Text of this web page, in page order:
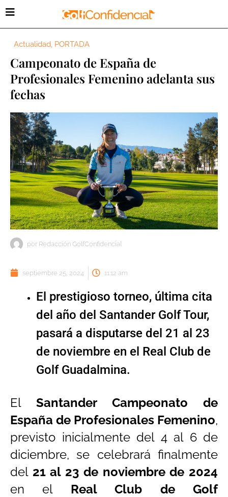
Actualidad, PORTADA
Campeonato de España de
Profesionales Femenino adelanta sus
fechas
por Redacción GolfConfidencial
septiembre 25, 2024 11:12 am
El prestigioso torneo, última cita
del año del Santander Golf Tour,
pasará a disputarse del 21 al 23
de noviembre en el Real Club de
Golf Guadalmina.
El Santander Campeonato de
España de Profesionales Femenino,
previsto inicialmente del 4 al 6 de
diciembre, se celebrará finalmente
del 21 al 23 de noviembre de 2024
en el Real Club de Golf